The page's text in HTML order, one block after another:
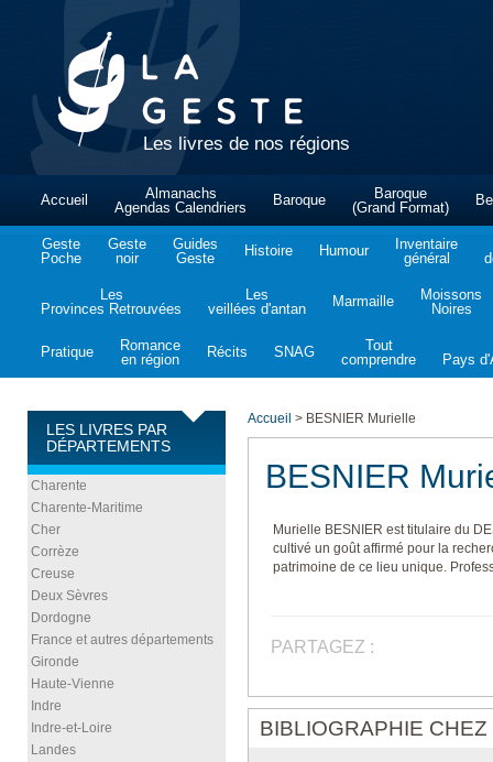
Les livres de nos régions
Accueil
Almanachs
Agendas Calendriers
Baroque
Baroque
(Grand Format)
Geste
Poche
Geste
noir
Guides
Geste
Histoire Humour
Inventaire
général
Les
Provinces Retrouvées
Les
veillées d'antan
Marmaille
Moissons
Noires
Pratique
Romance
en région
Récits SNAG
Tout
comprendre
Pays
LES LIVRES PAR
DÉPARTEMENTS
Charente
Charente-Maritime
Cher
Corrèze
Creuse
Deux Sèvres
Dordogne
France et autres départements
Gironde
Haute-Vienne
Indre
Indre-et-Loire
Landes
Accueil > BESNIER Murielle
BESNIER
Murielle BESNIER est titulaire du
cultivé un goût affirmé pour la
patrimoine de ce lieu unique.
PARTAGEZ :
BIBLIOGRAPHIE